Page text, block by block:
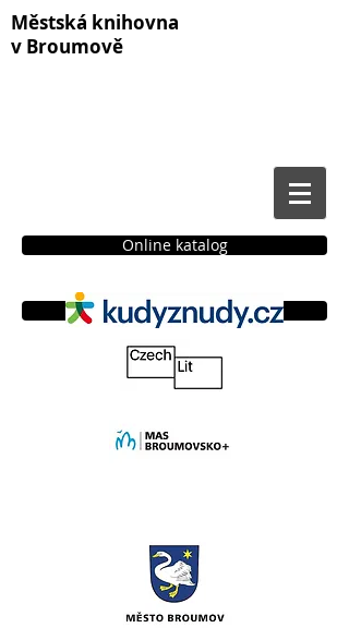
Městská knihovna
v Broumově
Online katalog
Čtenářské konto